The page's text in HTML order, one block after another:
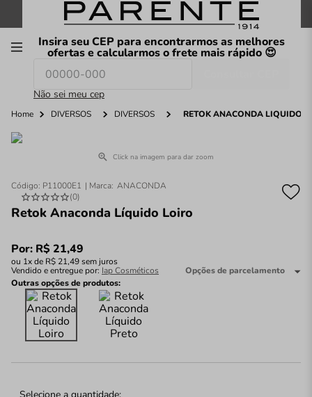
FRETE GRÁTIS nas compras a partir de R$199
Insira seu CEP para encontrarmos as melhores
ofertas e calcularmos o frete mais rápido 😍
Não sei meu cep
O que você procura hoje?
Home DIVERSOS DIVERSOS RETOK ANACONDA LÍQUIDO
Click na imagem para dar zoom
Código: P11000E1
ANACONDA
(0)
Retok Anaconda Líquido Loiro
Por: R$ 21,49
ou 1x de R$ 21,49sem juros
Vendido e entregue por: Iap Cosméticos
Opções de parcelamento
Outras opções de produtos: